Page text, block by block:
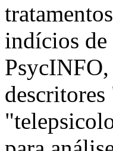
indícios de